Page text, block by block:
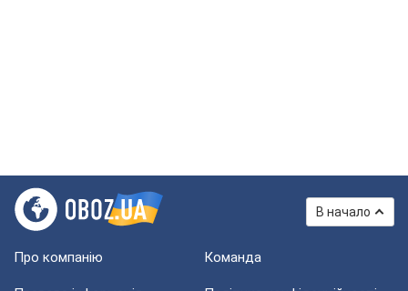
В начало
Про компанію Команда